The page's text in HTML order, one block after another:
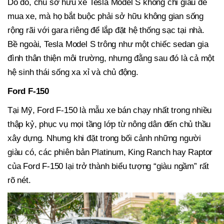
Do đó, chủ sở hữu xe Tesla Model S không chỉ giàu để
mua xe, mà họ bắt buộc phải sở hữu không gian sống
rộng rãi với gara riêng để lắp đặt hệ thống sạc tại nhà.
Bề ngoài, Tesla Model S trông như một chiếc sedan gia
đình thân thiện môi trường, nhưng đằng sau đó là cả một
hệ sinh thái sống xa xỉ và chủ động.
Ford F-150
Tại Mỹ, Ford F-150 là mẫu xe bán chạy nhất trong nhiều
thập kỷ, phục vụ mọi tầng lớp từ nông dân đến chủ thầu
xây dựng. Nhưng khi đặt trong bối cảnh những người
giàu có, các phiên bản Platinum, King Ranch hay Raptor
của Ford F-150 lại trở thành biểu tượng “giàu ngầm” rất
rõ nét.